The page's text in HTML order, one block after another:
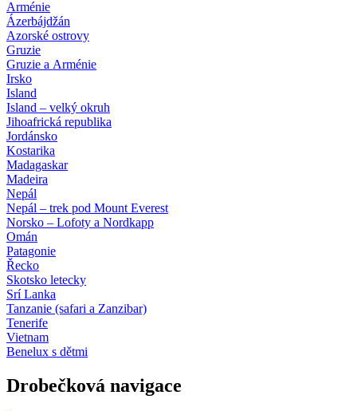
Arménie
Ázerbájdžán
Azorské ostrovy
Gruzie
Gruzie a Arménie
Irsko
Island
Island – velký okruh
Jihoafrická republika
Jordánsko
Kostarika
Madagaskar
Madeira
Nepál
Nepál – trek pod Mount Everest
Norsko – Lofoty a Nordkapp
Omán
Patagonie
Řecko
Skotsko letecky
Srí Lanka
Tanzanie (safari a Zanzibar)
Tenerife
Vietnam
Benelux s dětmi
Drobečková navigace